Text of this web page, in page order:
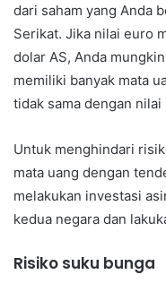
dari saham yang Anda
Serikat. Jika nilai euro
dolar AS, Anda
memiliki banyak mata
tidak sama dengan
Untuk menghindari
mata uang dengan
melakukan investasi
kedua negara dan
Risiko suku bunga